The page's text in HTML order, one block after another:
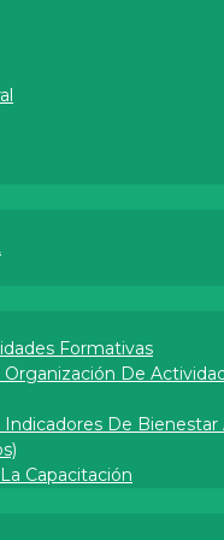
Formativas
De
De
Capacitación